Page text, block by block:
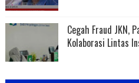
Cegah Fraud JKN,
Kolaborasi Lintas